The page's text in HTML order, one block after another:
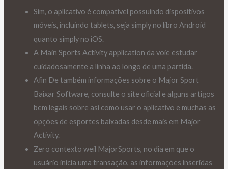
Sim, o aplicativo é compatível possuindo dispositivos
móveis, incluindo tablets, seja simply no libro Android
quanto simply no iOS.
A Main Sports Activity application da voie estudar
cuidadosamente a linha ao longo de uma partida.
Afin De também informações sobre o Major Sport
Baixar Software, consulte o site oficial e alguns artigos
bem legais sobre asi como usar o aplicativo e muchas as
opções de esportes baixadas desde mais em Major
Activity.
Zero contexto weil MajorSports, no dia em que o
usuário inicia uma transação, as informações inseridas